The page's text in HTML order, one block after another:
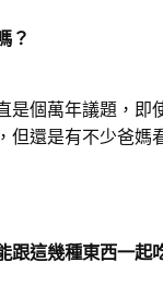
？
是個萬年議題，即
但還是有不少爸媽
跟這幾種東西一起